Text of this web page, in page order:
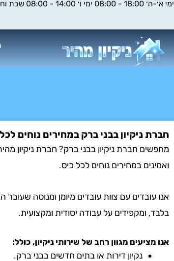
דילוג
ימי א׳-ה׳ 18:00 - 08:00 ימי ו׳ 14:00 - 08:00 שבת וחגים: סגור
חברת ניקיון בבני ברק במחירים נוחים
מחפשים חברת ניקיון בבני ברק? חברת ניקיון
ואמינים במחירים נוחים לכל כיס.
אנו עובדים עם צוות עובדים מיומן ומנוסה
בלבד, ומקפידים על עבודה יסודית ומקצועית.
אנו מציעים מגוון רחב של שירותי ניקיון, כולל:
נקיון דירות או בתים חדשים בבני ברק.